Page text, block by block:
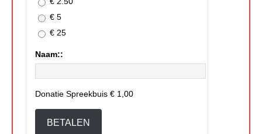
€ 5
€ 25
Naam::
Donatie Spreekbuis € 1,00
BETALEN